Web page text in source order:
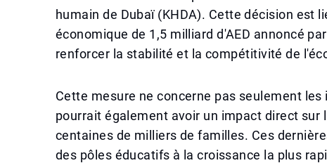
humain de Dubaï (KHDA). Cette décision est
économique de 1,5 milliard d'AED annoncé
renforcer la stabilité et la compétitivité de
Cette mesure ne concerne pas seulement
pourrait également avoir un impact direct sur
centaines de milliers de familles. Ces
des pôles éducatifs à la croissance la plus